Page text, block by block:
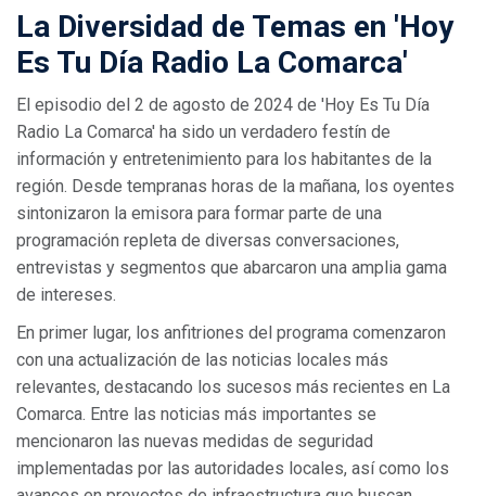
La Diversidad de Temas en 'Hoy
Es Tu Día Radio La Comarca'
El episodio del 2 de agosto de 2024 de 'Hoy Es Tu Día
Radio La Comarca' ha sido un verdadero festín de
información y entretenimiento para los habitantes de la
región. Desde tempranas horas de la mañana, los oyentes
sintonizaron la emisora para formar parte de una
programación repleta de diversas conversaciones,
entrevistas y segmentos que abarcaron una amplia gama
de intereses.
En primer lugar, los anfitriones del programa comenzaron
con una actualización de las noticias locales más
relevantes, destacando los sucesos más recientes en La
Comarca. Entre las noticias más importantes se
mencionaron las nuevas medidas de seguridad
implementadas por las autoridades locales, así como los